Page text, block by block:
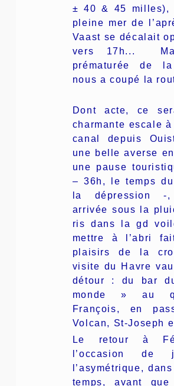
± 40 & 45 milles),
pleine mer de
Vaast se décalait
vers 17h...
prématurée de la
nous a coupé la
Dont acte, ce
charmante escale
canal depuis
une belle averse
une pause
– 36h, le temps
la dépression
arrivée sous la
ris dans la gd
mettre à l’abri
plaisirs de la
visite du Havre
détour : du bar
monde » au
François, en
Volcan, St-Joseph
Le retour à
l’occasion de
l’asymétrique,
temps, avant